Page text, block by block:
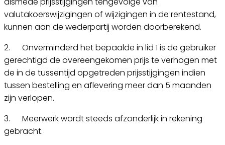
valutakoerswijzigingen of wijzigingen in de rentestand,
kunnen aan de wederpartij worden doorberekend.
2. Onverminderd het bepaalde in lid 1 is de gebruiker
gerechtigd de overeengekomen prijs te verhogen met
de in de tussentijd opgetreden prijsstijgingen indien
tussen bestelling en aflevering meer dan 5 maanden
zijn verlopen.
3. Meerwerk wordt steeds afzonderlijk in rekening
gebracht.